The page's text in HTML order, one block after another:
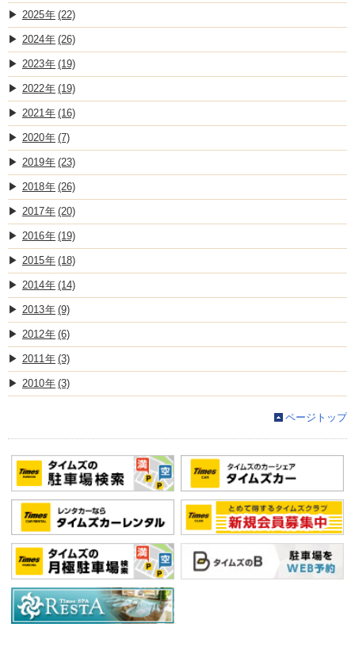
2025 (22)
2024 (26)
2023 (19)
2022 (19)
2021 (16)
2020 (7)
2019 (23)
2018 (26)
2017 (20)
2016 (19)
2015 (18)
2014 (14)
2013 (9)
2012 (6)
2011 (3)
2010 (3)
ページトップ